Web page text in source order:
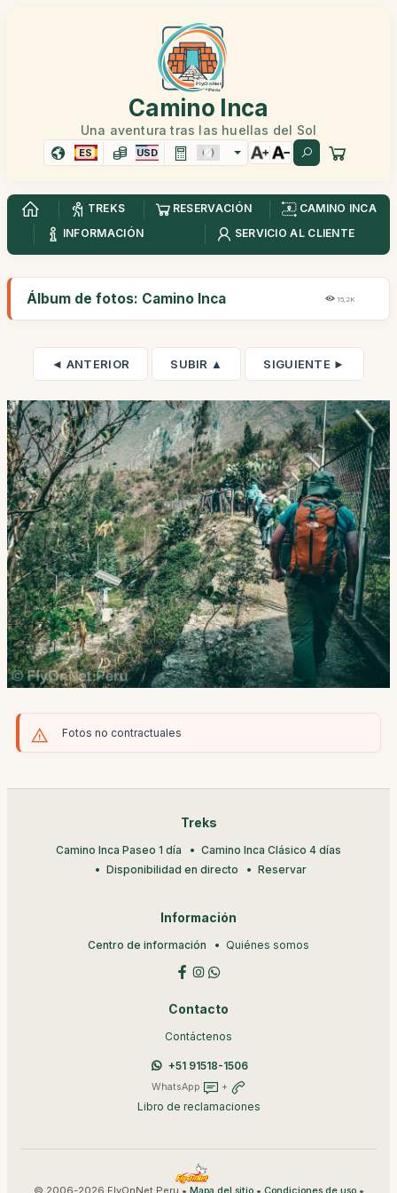
Camino Inca
Una aventura tras las huellas del Sol
ES USD
TREKS RESERVACIÓN
CAMINO INCA
INFORMACIÓN
SERVICIO AL CLIENTE
Álbum de fotos: Camino Inca 15,2K
◄ ANTERIOR SUBIR ▲ SIGUIENTE ►
Fotos no contractuales
Treks
Camino Inca Paseo 1 día
Camino Inca Clásico 4 días
Disponibilidad en directo
Reservar
Información
Centro de información Quiénes somos
Contacto
Contáctenos
+51 91518-1506
WhatsApp +
Libro de reclamaciones
© 2006-2026 FlyOnNet Peru • • •